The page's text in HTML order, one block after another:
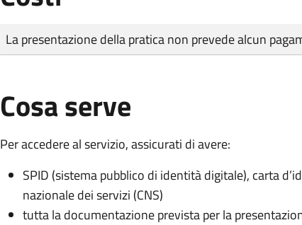
Tipo di pagamento
Importo
La presentazione della pratica non prevede alcun
Cosa serve
Per accedere al servizio, assicurati di avere:
SPID (sistema pubblico di identità digitale), carta
nazionale dei servizi (CNS)
tutta la documentazione prevista per la